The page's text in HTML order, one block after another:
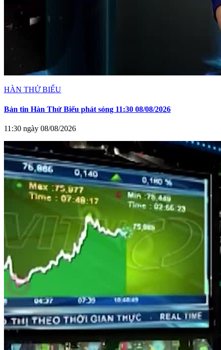
HÀN THỬ BIỂU
Bản tin Hàn Thử Biểu phát sóng 11:30 08/08/2026
11:30 ngày 08/08/2026